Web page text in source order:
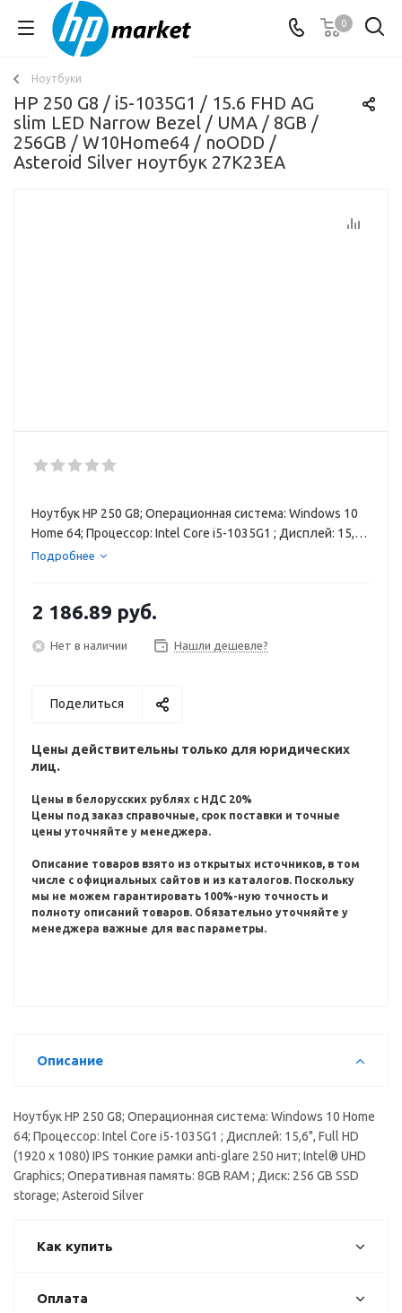
0
Ноутбуки
HP 250 G8 / i5-1035G1 / 15.6 FHD AG
slim LED Narrow Bezel / UMA / 8GB /
256GB / W10Home64 / noODD /
Asteroid Silver ноутбук 27K23EA
Ноутбук HP 250 G8; Операционная система: Windows 10
Home 64; Процессор: Intel Core i5-1035G1 ; Дисплей: 15,6",
Full HD (1920 x 1080) IPS тонкие рамки anti-glare 250 нит;
Подробнее
2 186.89 руб.
Нет в наличии Нашли дешевле?
Поделиться
Цены действительны только для юридических
лиц.
Цены в белорусских рублях с НДС 20%
Цены под заказ справочные, срок поставки и точные
цены уточняйте у менеджера.
Описание товаров взято из открытых источников, в том
числе с официальных сайтов и из каталогов. Поскольку
мы не можем гарантировать 100%-ную точность и
полноту описаний товаров. Обязательно уточняйте у
менеджера важные для вас параметры.
Описание
Ноутбук HP 250 G8; Операционная система: Windows 10 Home
64; Процессор: Intel Core i5-1035G1 ; Дисплей: 15,6", Full HD
(1920 x 1080) IPS тонкие рамки anti-glare 250 нит; Intel® UHD
Graphics; Оперативная память: 8GB RAM ; Диск: 256 GB SSD
storage; Asteroid Silver
Как купить
Оплата